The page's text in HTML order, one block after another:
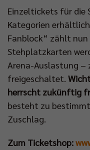
Einzeltickets für die
Kategorien
Fanblock“ zählt nun
Stehplatzkarten
Arena-Auslastung –
freigeschaltet.
herrscht zukünftig
besteht zu
Zuschlag.
Zum Ticketshop: